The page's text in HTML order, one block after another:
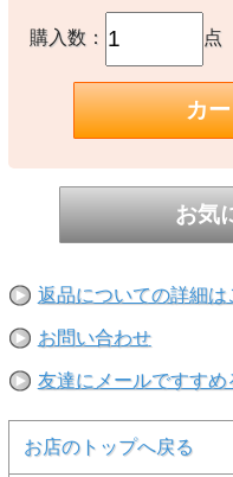
【備考】
※撮影時の環境やご使用の
多少異なる場合があります。
※当店取扱い商品は一部店頭
ご注文時に「在庫あり」の表
生し、やむをえずご注文をキ
す。完売や欠品の場合は大変
購入数： 点
返品についての詳細は
お問い合わせ
友達にメールですすめ
お店のトップへ戻る